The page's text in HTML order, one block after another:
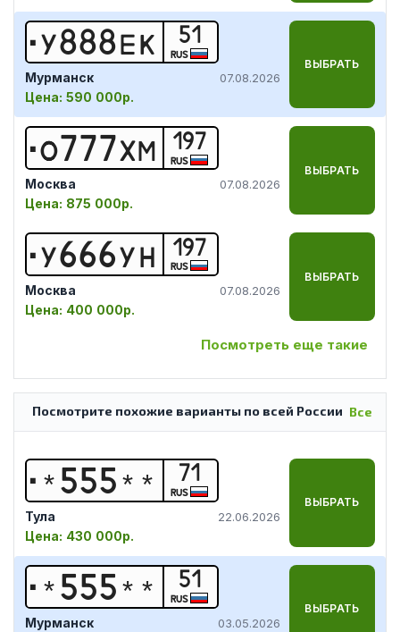
У888ЕК 51
RUS
Мурманск 07.08.2026
Цена: 590 000р.
ВЫБРАТЬ
О777ХМ 197
RUS
Москва 07.08.2026
Цена: 875 000р.
ВЫБРАТЬ
У666УН 197
RUS
Москва 07.08.2026
Цена: 400 000р.
ВЫБРАТЬ
Посмотреть еще такие
Все
Посмотрите похожие варианты по всей России
* 555 * * 71
RUS
Тула 22.06.2026
Цена: 430 000р.
ВЫБРАТЬ
* 555 * * 51
RUS
Мурманск 03.05.2026
ВЫБРАТЬ